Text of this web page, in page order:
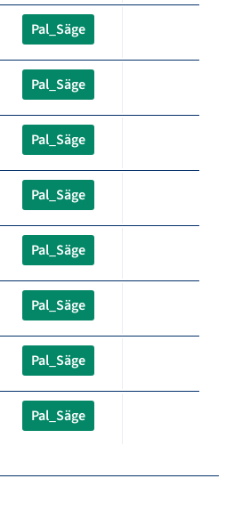
Pal_Säge
Pal_Säge
Pal_Säge
Pal_Säge
Pal_Säge
Pal_Säge
Pal_Säge
Pal_Säge